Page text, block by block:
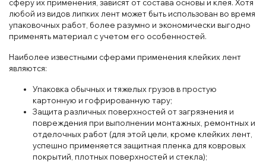
сферу их применения, зависят от состава основы и клея. Хотя
любой из видов липких лент может быть использован во время
упаковочных работ, более разумно и экономически выгодно
применять материал с учетом его особенностей.
Наиболее известными сферами применения клейких лент
являются:
Упаковка обычных и тяжелых грузов в простую
картонную и гофрированную тару;
Защита различных поверхностей от загрязнения и
повреждения при выполнении монтажных, ремонтных и
отделочных работ (для этой цели, кроме клейких лент,
успешно применяется защитная пленка для ковровых
покрытий, плотных поверхностей и стекла);